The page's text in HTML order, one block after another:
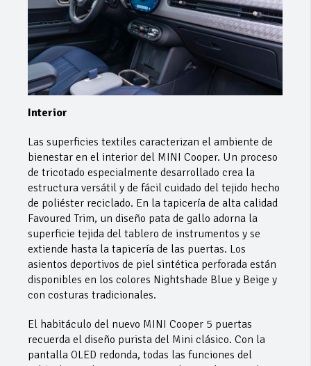
Interior
Las superficies textiles caracterizan el ambiente de
bienestar en el interior del MINI Cooper. Un proceso
de tricotado especialmente desarrollado crea la
estructura versátil y de fácil cuidado del tejido hecho
de poliéster reciclado. En la tapicería de alta calidad
Favoured Trim, un diseño pata de gallo adorna la
superficie tejida del tablero de instrumentos y se
extiende hasta la tapicería de las puertas. Los
asientos deportivos de piel sintética perforada están
disponibles en los colores Nightshade Blue y Beige y
con costuras tradicionales.
El habitáculo del nuevo MINI Cooper 5 puertas
recuerda el diseño purista del Mini clásico. Con la
pantalla OLED redonda, todas las funciones del